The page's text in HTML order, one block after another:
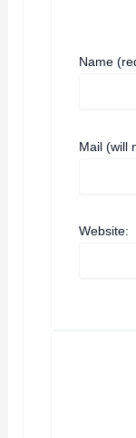
Name
Mail (will
Website: